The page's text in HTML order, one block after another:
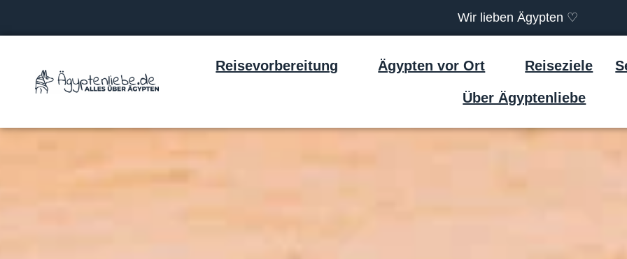
Wir lieben Ägypten ♡
Reisevorbereitung Ägypten vor Ort Reiseziele
Über Ägyptenliebe